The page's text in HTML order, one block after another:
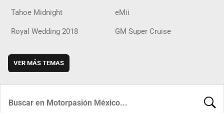
Tahoe Midnight eMii
Royal Wedding 2018 GM Super Cruise
VER MÁS TEMAS